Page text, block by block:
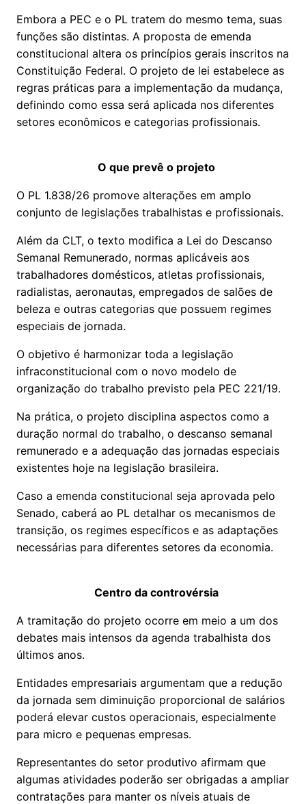
Embora a PEC e o PL tratem do mesmo tema, suas
funções são distintas. A proposta de emenda
constitucional altera os princípios gerais inscritos na
Constituição Federal. O projeto de lei estabelece as
regras práticas para a implementação da mudança,
definindo como essa será aplicada nos diferentes
setores econômicos e categorias profissionais.
O que prevê o projeto
O PL 1.838/26 promove alterações em amplo
conjunto de legislações trabalhistas e profissionais.
Além da CLT, o texto modifica a Lei do Descanso
Semanal Remunerado, normas aplicáveis aos
trabalhadores domésticos, atletas profissionais,
radialistas, aeronautas, empregados de salões de
beleza e outras categorias que possuem regimes
especiais de jornada.
O objetivo é harmonizar toda a legislação
infraconstitucional com o novo modelo de
organização do trabalho previsto pela PEC 221/19.
Na prática, o projeto disciplina aspectos como a
duração normal do trabalho, o descanso semanal
remunerado e a adequação das jornadas especiais
existentes hoje na legislação brasileira.
Caso a emenda constitucional seja aprovada pelo
Senado, caberá ao PL detalhar os mecanismos de
transição, os regimes específicos e as adaptações
necessárias para diferentes setores da economia.
Centro da controvérsia
A tramitação do projeto ocorre em meio a um dos
debates mais intensos da agenda trabalhista dos
últimos anos.
Entidades empresariais argumentam que a redução
da jornada sem diminuição proporcional de salários
poderá elevar custos operacionais, especialmente
para micro e pequenas empresas.
Representantes do setor produtivo afirmam que
algumas atividades poderão ser obrigadas a ampliar
contratações para manter os níveis atuais de